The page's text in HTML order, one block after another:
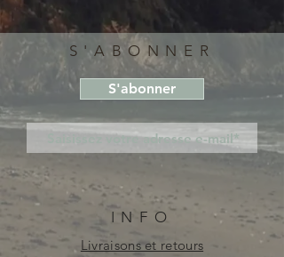
S'ABONNER
S'abonner
INFO
Livraisons et retours